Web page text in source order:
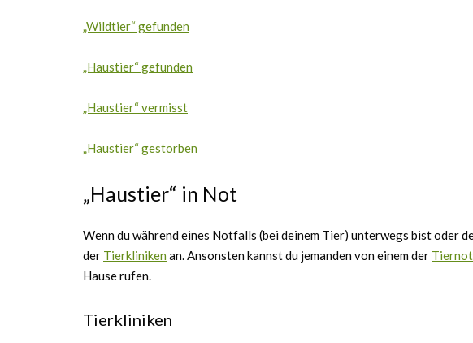
„Wildtier“ gefunden
„Haustier“ gefunden
„Haustier“ vermisst
„Haustier“ gestorben
„Haustier“ in Not
Wenn du während eines Notfalls (bei deinem Tier) unterwegs bist oder
der Tierkliniken an. Ansonsten kannst du jemanden von einem der
Hause rufen.
Tierkliniken